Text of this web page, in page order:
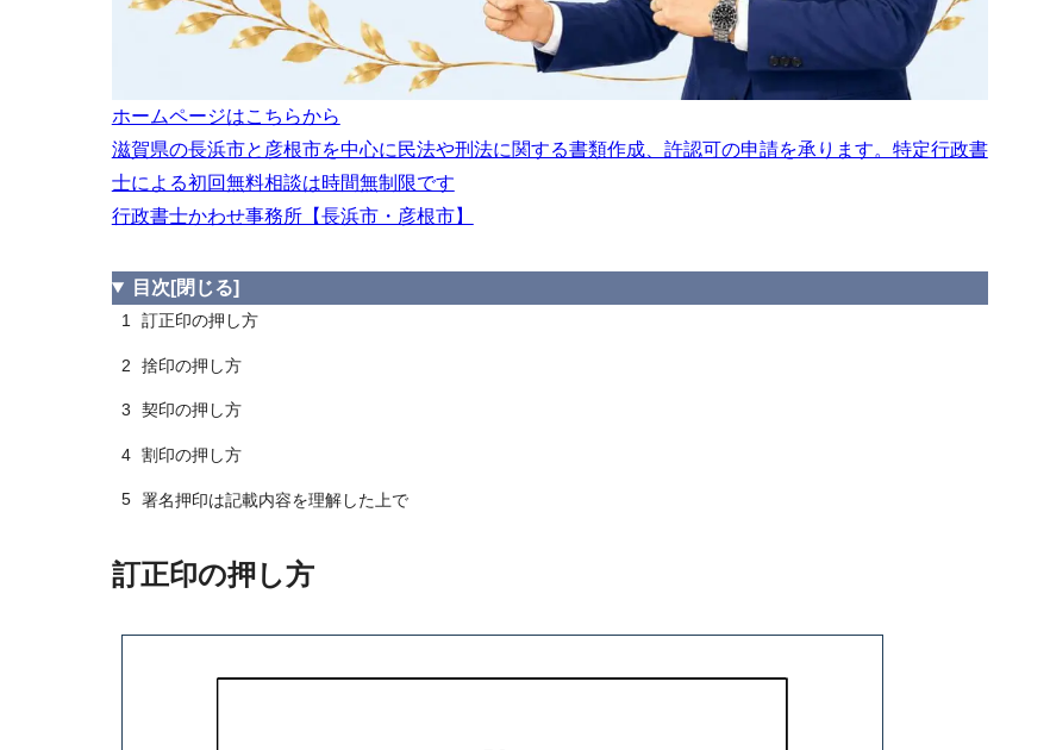
ホームページはこちらから
滋賀県の長浜市と彦根市を中心に民法や刑法に関する書類作成、許認可の申請を承ります。特定行政書
士による初回無料相談は時間無制限です
行政書士かわせ事務所【長浜市・彦根市】
目次 [閉じる]
1 訂正印の押し方
2 捨印の押し方
3 契印の押し方
4 割印の押し方
5 署名押印は記載内容を理解した上で
訂正印の押し方